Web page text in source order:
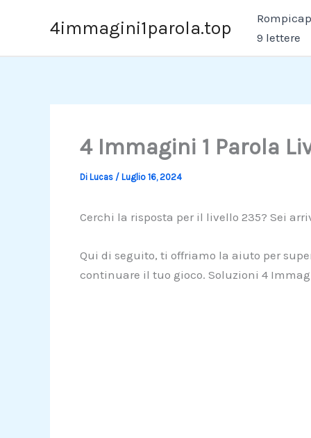
4immagini1parola.top
9 lettere
4 Immagini 1 Parola
Di Lucas / Luglio 16, 2024
Cerchi la risposta per il livello 235? Sei
Qui di seguito, ti offriamo la aiuto per
continuare il tuo gioco. Soluzioni 4